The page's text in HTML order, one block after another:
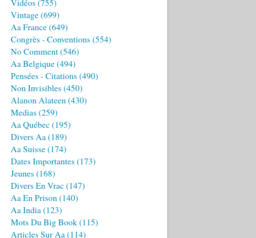
Vidéos (755)
Vintage(699)
Aa France(649)
Congrès - Conventions (554)
No Comment(546)
Aa Belgique(494)
Pensées - Citations (490)
Non Invisibles (450)
Alanon Alateen(430)
Medias (259)
Aa Québec (195)
Divers Aa(189)
Aa Suisse(174)
Dates Importantes (173)
Jeunes (168)
Divers En Vrac (147)
Aa En Prison(140)
Aa India(123)
Mots Du Big Book(115)
Articles Sur Aa(114)